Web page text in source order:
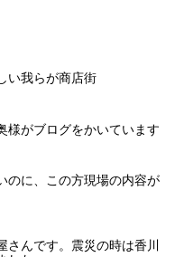
い我らが商店街
がブログをかいています
のに、この方現場の内容が
んです。震災の時は香川